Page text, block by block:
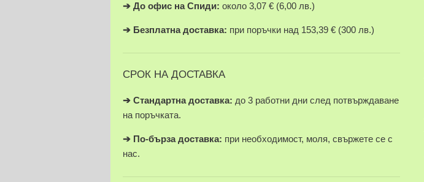
➔ До офис на Спиди: около 3,07 € (6,00 лв.)
➔ Безплатна доставка: при поръчки над 153,39 € (300 лв.)
СРОК НА ДОСТАВКА
➔ Стандартна доставка: до 3 работни дни след потвърждаване
на поръчката.
➔ По-бърза доставка: при необходимост, моля, свържете се с
нас.